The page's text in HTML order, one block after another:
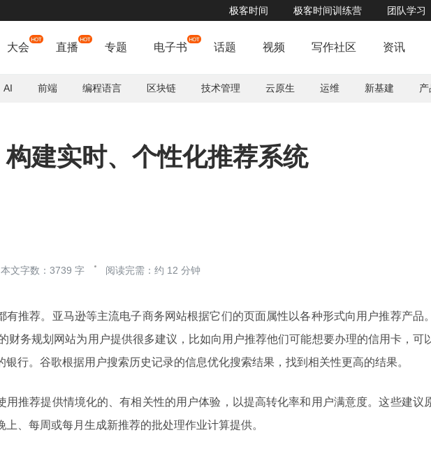
极客时间 极客时间训练营 团队学习
大会 直播 专题 电子书 话题 视频 写作社区 资讯
AI 前端 编程语言 区块链 技术管理 云原生 运维 新基建 产
建实时、个性化推荐系统
本文字数：3739 字 阅读完需：约 12 分钟
有推荐。亚马逊等主流电子商务网站根据它们的页面属性以各种形式向用户推荐产品。
财务规划网站为用户提供很多建议，比如向用户推荐他们可能想要办理的信用卡，可
银行。谷歌根据用户搜索历史记录的信息优化搜索结果，找到相关性更高的结果。
用推荐提供情境化的、有相关性的用户体验，以提高转化率和用户满意度。这些建议
上、每周或每月生成新推荐的批处理作业计算提供。